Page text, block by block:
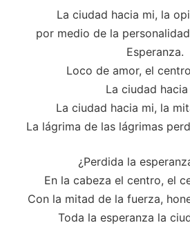
La ciudad hacia mi, la
por medio de la
Esperanza.
Loco de amor, el
La ciudad
La ciudad hacia mi, la
La lágrima de las lágrimas
¿Perdida la
En la cabeza el centro, el
Con la mitad de la fuerza,
Toda la esperanza la